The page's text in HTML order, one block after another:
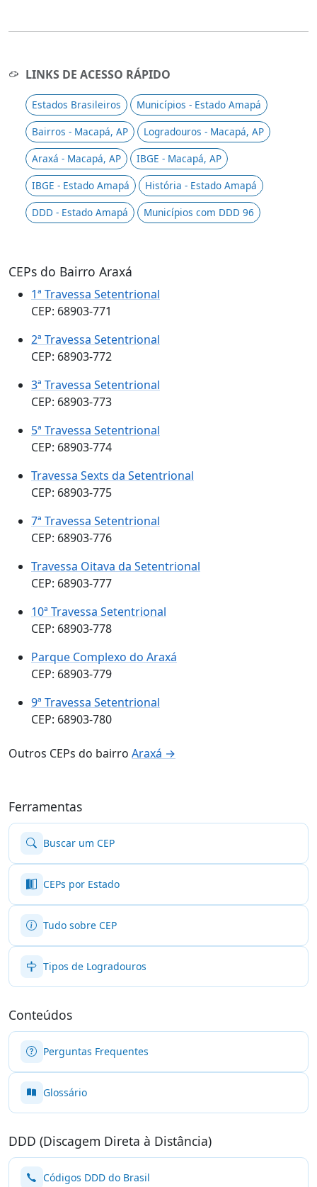
LINKS DE ACESSO RÁPIDO
Estados Brasileiros
Municípios - Estado Amapá
Bairros - Macapá, AP
Logradouros - Macapá, AP
Araxá - Macapá, AP
IBGE - Macapá, AP
IBGE - Estado Amapá
História - Estado Amapá
DDD - Estado Amapá
Municípios com DDD 96
CEPs do Bairro Araxá
1ª Travessa Setentrional
CEP: 68903-771
2ª Travessa Setentrional
CEP: 68903-772
3ª Travessa Setentrional
CEP: 68903-773
5ª Travessa Setentrional
CEP: 68903-774
Travessa Sexts da Setentrional
CEP: 68903-775
7ª Travessa Setentrional
CEP: 68903-776
Travessa Oitava da Setentrional
CEP: 68903-777
10ª Travessa Setentrional
CEP: 68903-778
Parque Complexo do Araxá
CEP: 68903-779
9ª Travessa Setentrional
CEP: 68903-780
Outros CEPs do bairro Araxá →
Ferramentas
Buscar um CEP
CEPs por Estado
Tudo sobre CEP
Tipos de Logradouros
Conteúdos
Perguntas Frequentes
Glossário
DDD (Discagem Direta à Distância)
Códigos DDD do Brasil